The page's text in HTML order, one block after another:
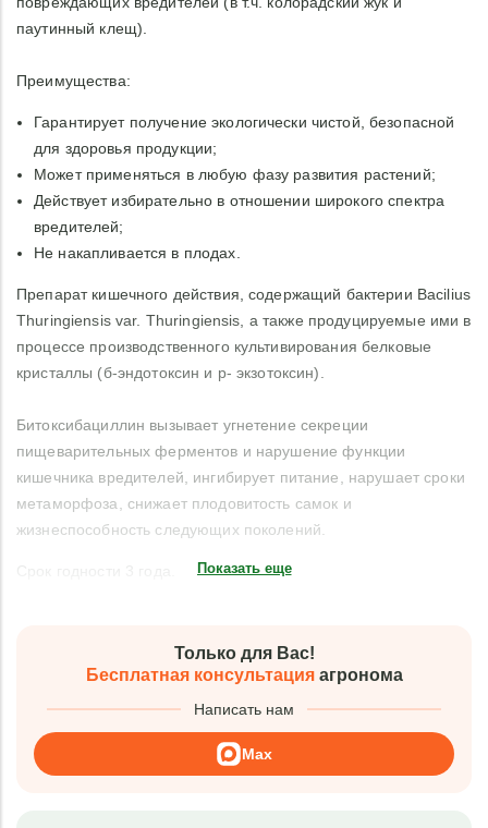
паутинный клещ).
Преимущества:
Гарантирует получение экологически чистой, безопасной
для здоровья продукции;
Может применяться в любую фазу развития растений;
Действует избирательно в отношении широкого спектра
вредителей;
Не накапливается в плодах.
Препарат кишечного действия, содержащий бактерии Bacilius
Thuringiensis var. Thuringiensis, а также продуцируемые ими в
процессе производственного культивирования белковые
кристаллы (б-эндотоксин и р- экзотоксин).
Битоксибациллин вызывает угнетение секреции
пищеварительных ферментов и нарушение функции
кишечника вредителей, ингибирует питание, нарушает сроки
метаморфоза, снижает плодовитость самок и
жизнеспособность следующих поколений.
Показать еще
Только для Вас!
Бесплатная консультацияагронома
Написать нам
Max